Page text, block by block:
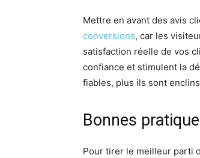
Mettre en avant des avis
conversions, car les
satisfaction réelle de vos
confiance et stimulent la
fiables, plus ils sont
Bonnes
Pour tirer le meilleur parti